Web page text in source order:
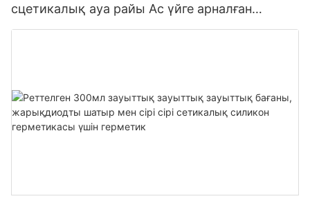
сцетикалық ауа райы Ас үйге арналған
силикон герметикасы